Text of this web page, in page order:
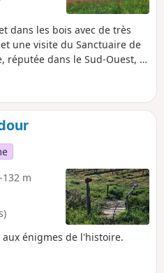
dans les bois avec de très
une visite du Sanctuaire de
réputée dans le Sud-Ouest, a
suit essentiellement le
promenades et randonnées
et le balisage (trait Jaune)
moitié du parcours mais
-132 m
énigmes de l'histoire.